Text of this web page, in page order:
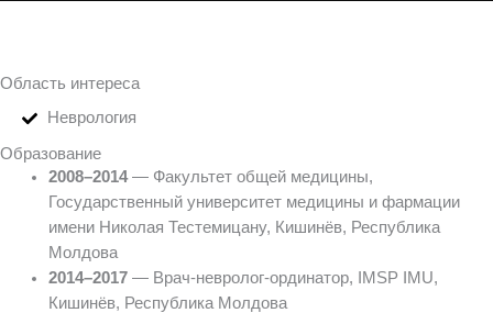
Область интереса
Неврология
Образование
2008–2014— Факультет общей медицины,
Государственный университет медицины и фармации
имени Николая Тестемицану, Кишинёв, Республика
Молдова
2014–2017— Врач-невролог-ординатор, IMSP IMU,
Кишинёв, Республика Молдова